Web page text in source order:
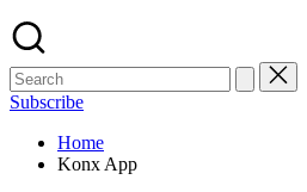
Subscribe
Home
Konx App